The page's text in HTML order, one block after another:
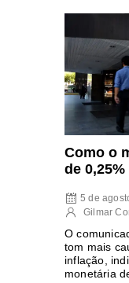
Como o
de
5 de
Gilmar
O
tom mais
inflação,
monetária